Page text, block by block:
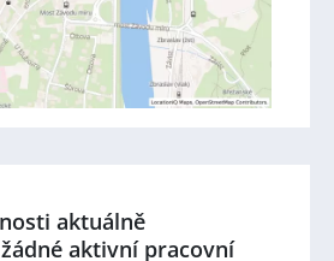
aktuálně
aktivní pracovní